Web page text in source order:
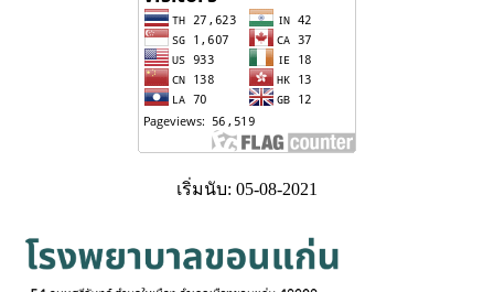
เริ่มนับ: 05-08-2021